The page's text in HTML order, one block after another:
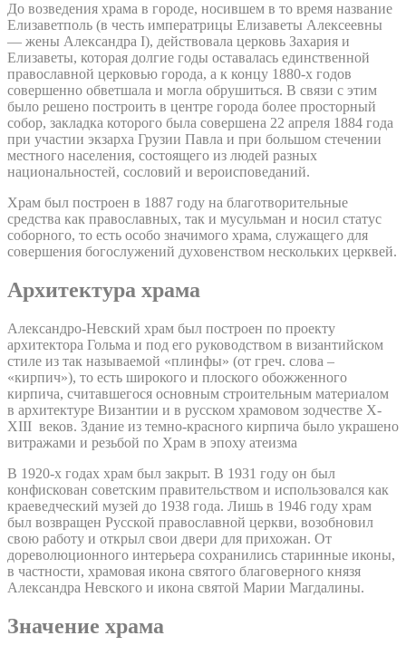
До возведения храма в городе, носившем в то время название
Елизаветполь (в честь императрицы Елизаветы Алексеевны
— жены Александра I), действовала церковь Захария и
Елизаветы, которая долгие годы оставалась единственной
православной церковью города, а к концу 1880-х годов
совершенно обветшала и могла обрушиться. В связи с этим
было решено построить в центре города более просторный
собор, закладка которого была совершена 22 апреля 1884 года
при участии экзарха Грузии Павла и при большом стечении
местного населения, состоящего из людей разных
национальностей, сословий и вероисповеданий.
Храм был построен в 1887 году на благотворительные
средства как православных, так и мусульман и носил статус
соборного, то есть особо значимого храма, служащего для
совершения богослужений духовенством нескольких церквей.
Архитектура храма
Александро-Невский храм был построен по проекту
архитектора Гольма и под его руководством в византийском
стиле из так называемой «плинфы» (от греч. слова –
«кирпич»), то есть широкого и плоского обожженного
кирпича, считавшегося основным строительным материалом
в архитектуре Византии и в русском храмовом зодчестве X-
XIII веков. Здание из темно-красного кирпича было украшено
витражами и резьбой по Храм в эпоху атеизма
В 1920-х годах храм был закрыт. В 1931 году он был
конфискован советским правительством и использовался как
краеведческий музей до 1938 года. Лишь в 1946 году храм
был возвращен Русской православной церкви, возобновил
свою работу и открыл свои двери для прихожан. От
дореволюционного интерьера сохранились старинные иконы,
в частности, храмовая икона святого благоверного князя
Александра Невского и икона святой Марии Магдалины.
Значение храма